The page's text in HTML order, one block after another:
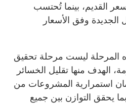
القديم، بينما تُحتسب
وفق الأسعار
المرحلة ليست مرحلة تحقيق
الهدف منها تقليل الخسائر
استمرارية المشروعات من
يحقق التوازن بين جميع